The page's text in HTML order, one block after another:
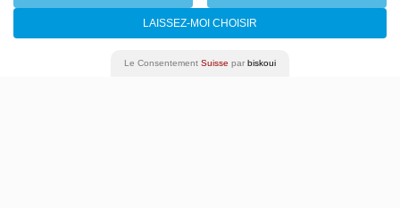
LAISSEZ-MOI CHOISIR
Le Consentement Suisse par biskoui